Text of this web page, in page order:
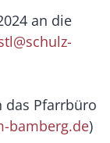
an die
das Pfarrbüro
bamberg.de)